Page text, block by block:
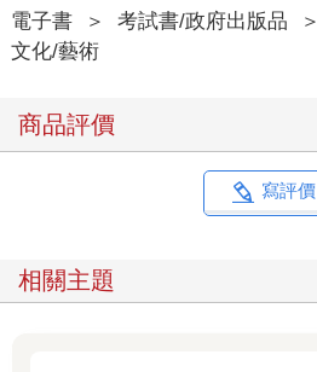
電子書 ＞ 考試書/政府出版品 ＞
文化/藝術
商品評價
寫評價
相關主題